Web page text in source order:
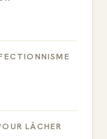
LÂCHER